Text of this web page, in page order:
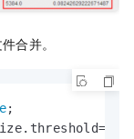
合并。
=